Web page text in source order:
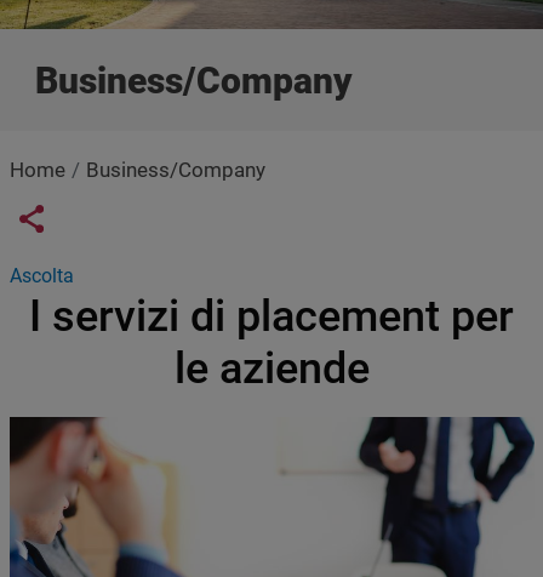
Business/Company
Home Business/Company
Links condivisione social
Share button
Ascolta
I servizi di placement per
le aziende
Immagine
Image